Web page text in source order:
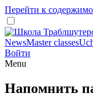
Перейти к
NewsMaster classes
Войти
Menu
Напомнить